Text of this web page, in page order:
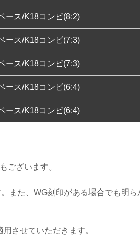
ース/K18コンビ(8:2)
ース/K18コンビ(7:3)
ース/K18コンビ(7:3)
ース/K18コンビ(6:4)
ース/K18コンビ(6:4)
ございます。
また、WG刻印がある場合でも明
させていただきます。